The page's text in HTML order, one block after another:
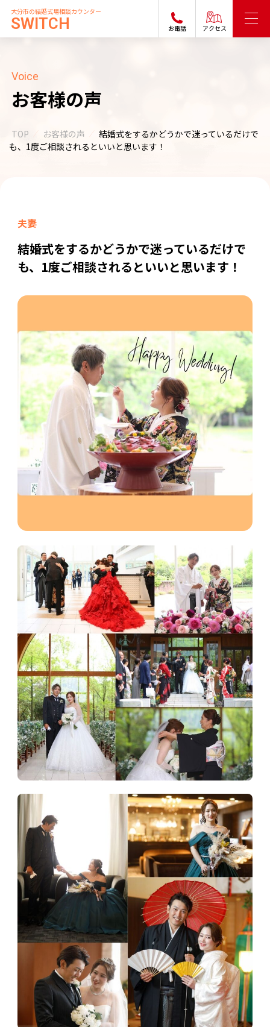
大分市の結婚式場相談カウンター
SWITCH お電話 アクセス
Voice
お客様の声
TOP お客様の声
結婚式をするかどうかで迷っているだけで
も、1度ご相談されるといいと思います！
夫妻
結婚式をするかどうかで迷っているだけで
も、1度ご相談されるといいと思います！